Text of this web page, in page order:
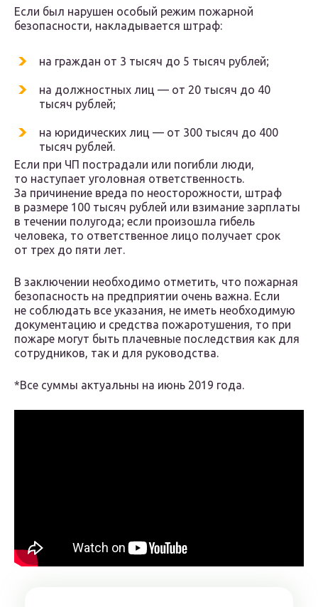
Если был нарушен особый режим пожарной
безопасности, накладывается штраф:
на граждан от 3 тысяч до 5 тысяч рублей;
на должностных лиц — от 20 тысяч до 40
тысяч рублей;
на юридических лиц — от 300 тысяч до 400
тысяч рублей.
Если при ЧП пострадали или погибли люди,
то наступает уголовная ответственность.
За причинение вреда по неосторожности, штраф
в размере 100 тысяч рублей или взимание зарплаты
в течении полугода; если произошла гибель
человека, то ответственное лицо получает срок
от трех до пяти лет.
В заключении необходимо отметить, что пожарная
безопасность на предприятии очень важна. Если
не соблюдать все указания, не иметь необходимую
документацию и средства пожаротушения, то при
пожаре могут быть плачевные последствия как для
сотрудников, так и для руководства.
*Все суммы актуальны на июнь 2019 года.